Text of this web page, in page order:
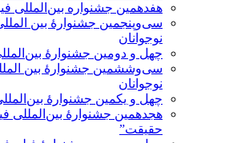
هفدهمین جشنواره بین‌المللی
سی‌وپنجمین جشنوارۀ بین
نوجوانان
چهل و دومین جشنوارۀ
سی‌وششمین جشنوارۀ بین
نوجوانان
چهل و یکمین جشنوارۀ
هجدهمین جشنوارۀ بین‌المللی
حقیقت”